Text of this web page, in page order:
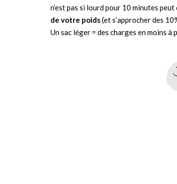
n’est pas si lourd pour 10 minutes
de votre poids(et s’approcher des
Un sac léger = des charges en moins à